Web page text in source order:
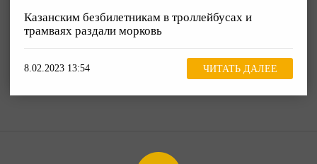
Казанским безбилетникам в троллейбусах и
трамваях раздали морковь
8.02.2023 13:54 ЧИТАТЬ ДАЛЕЕ